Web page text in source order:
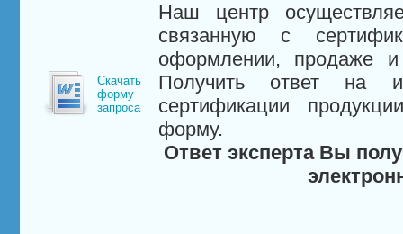
Скачать
форму
запроса
Наш центр
связанную с
оформлении, продаже и
Получить ответ на
сертификации
форму.
Ответ эксперта Вы